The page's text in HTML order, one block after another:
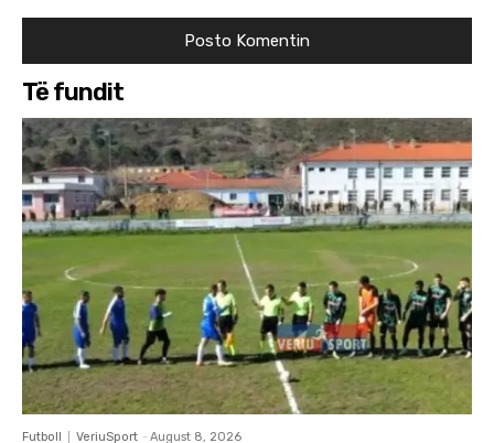
Të fundit
Futboll VeriuSport - August 8, 2026